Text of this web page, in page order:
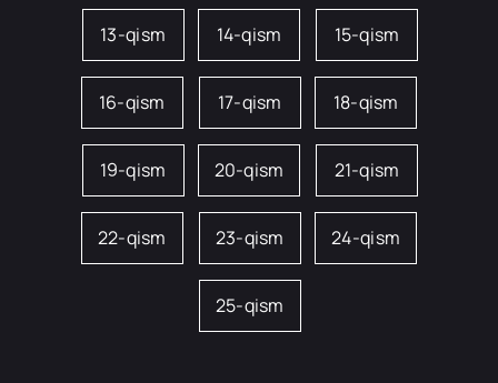
13-qism 14-qism 15-qism
16-qism 17-qism 18-qism
19-qism 20-qism 21-qism
22-qism 23-qism 24-qism
25-qism